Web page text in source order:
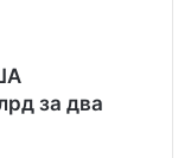
за два